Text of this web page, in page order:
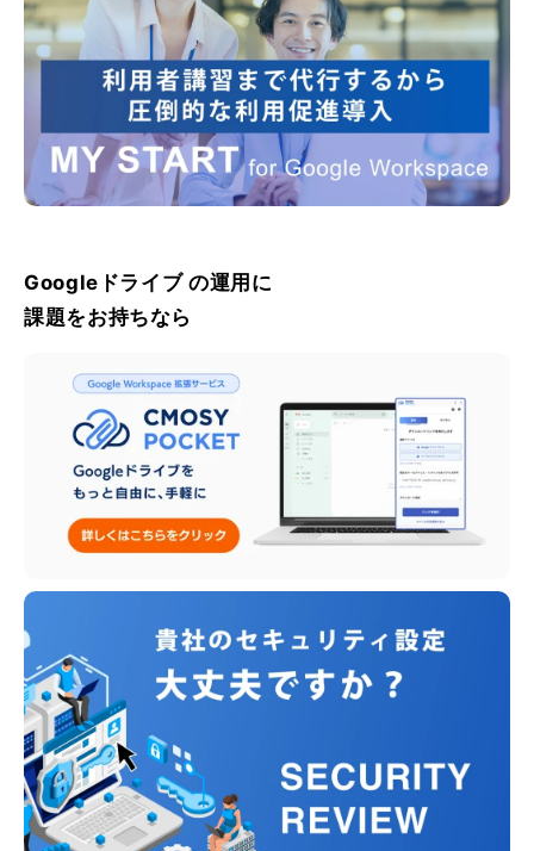
Googleドライブ の運用に
課題をお持ちなら